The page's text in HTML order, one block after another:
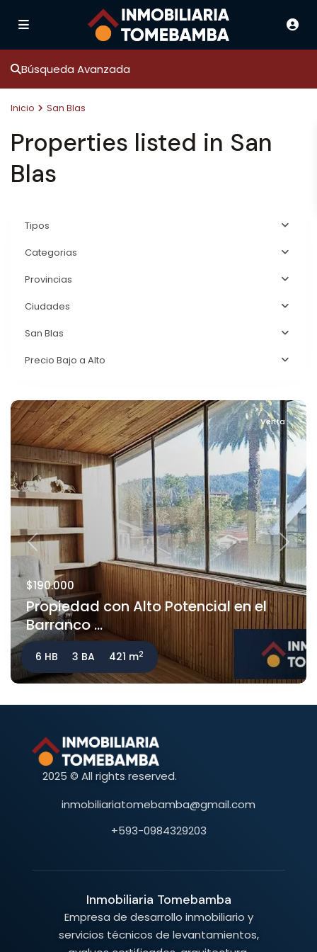
Búsqueda Avanzada
Inicio San Blas
Properties listed in San
Blas
Tipos
Categorias
Provincias
Ciudades
San Blas
Precio Bajo a Alto
Venta
Previous Next
$190.000
Propiedad con Alto Potencial en el
Barranco ...
6 HB 3 BA 421 m2
2025 © All rights reserved.
inmobiliariatomebamba@gmail.com
+593-0984329203
Inmobiliaria Tomebamba
Empresa de desarrollo inmobiliario y
servicios técnicos de levantamientos,